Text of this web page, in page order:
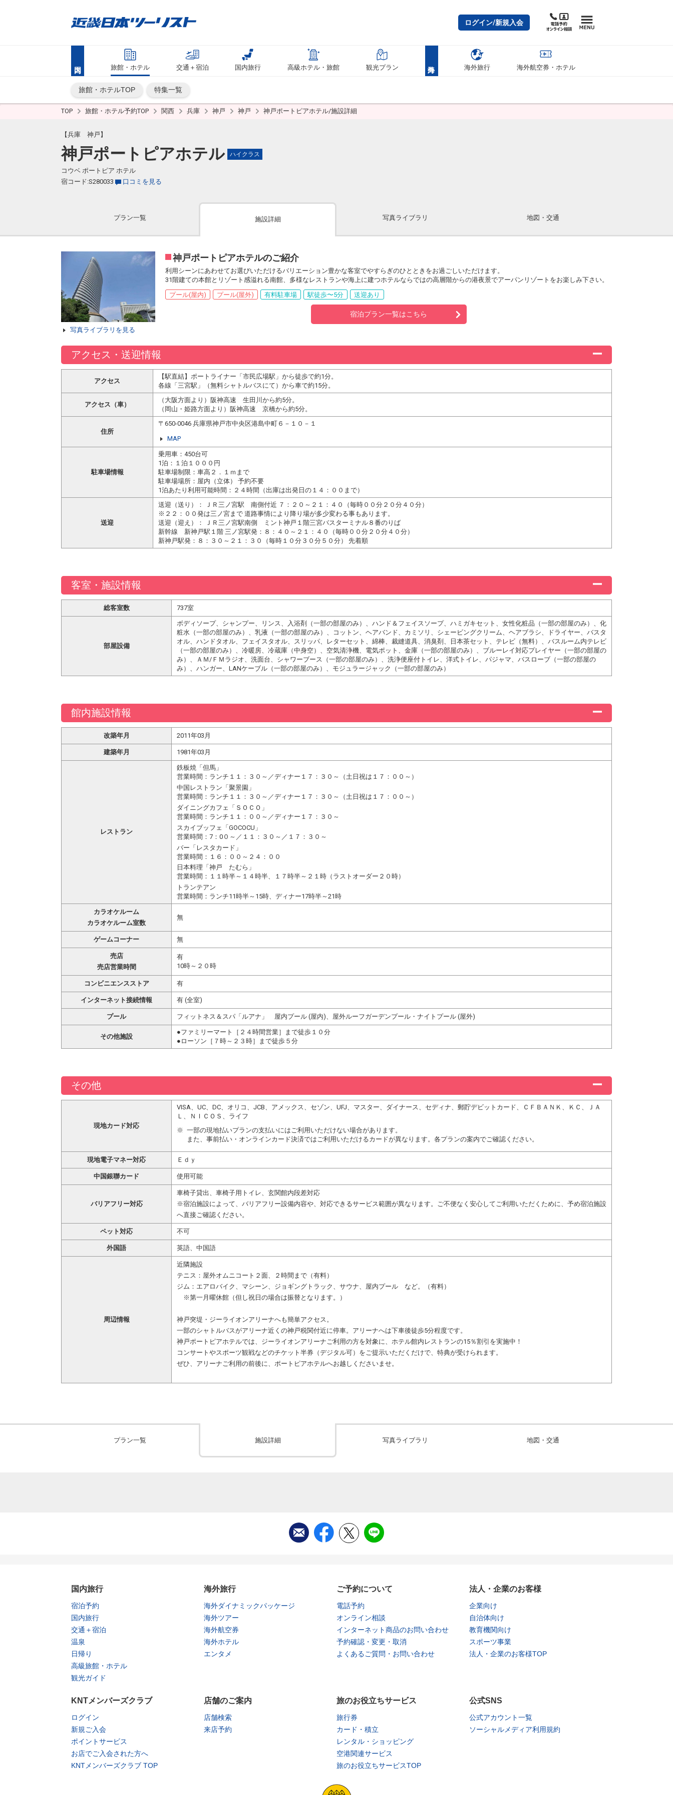
ログイン/新規入会
旅館・ホテル 交通＋宿泊 国内旅行 高級ホテル・旅館 観光プラン 海外旅行 海外航空券・ホテル
旅館・ホテルTOP 特集一覧
TOP 旅館・ホテル予約TOP 関西 兵庫 神戸 神戸 神戸ポートピアホテル/施設詳細
【兵庫 神戸】
神戸ポートピアホテル ハイクラス
コウベ ポートピア ホテル
宿コード:S280033
口コミを見る
プラン一覧 施設詳細 写真ライブラリ 地図・交通
写真ライブラリを見る
神戸ポートピアホテルのご紹介
利用シーンにあわせてお選びいただけるバリエーション豊かな客室でやすらぎのひとときをお過ごしいただけます。
31階建ての本館とリゾート感溢れる南館、多様なレストランや海上に建つホテルならではの高層階からの港夜景でアーパンリゾートをお楽しみ下さい。
プール(屋内)
プール(屋外) 有料駐車場 駅徒歩〜5分 送迎あり
宿泊プラン一覧はこちら
アクセス・送迎情報
アクセス
【駅直結】ポートライナー「市民広場駅」から徒歩で約1分。
各線「三宮駅」（無料シャトルバスにて）から車で約15分。
アクセス（車）
（大阪方面より）阪神高速 生田川から約5分。
（岡山・姫路方面より）阪神高速 京橋から約5分。
住所
〒650-0046 兵庫県神戸市中央区港島中町６－１０－１
MAP
駐車場情報
乗用車：450台可
1泊：１泊１０００円
駐車場制限：車高２．１ｍまで
駐車場場所：屋内（立体） 予約不要
1泊あたり利用可能時間：２４時間（出庫は出発日の１４：００まで）
送迎
送迎（送り）： ＪＲ三ノ宮駅 南側付近 ７：２０～２１：４０（毎時００分２０分４０分）
※２２：００発は三ノ宮まで 道路事情により降り場が多少変わる事もあります。
送迎（迎え）： ＪＲ三ノ宮駅南側 ミント神戸１階三宮バスターミナル８番のりば
新幹線 新神戸駅１階 三ノ宮駅発：８：４０～２１：４０（毎時００分２０分４０分）
新神戸駅発：８：３０～２１：３０（毎時１０分３０分５０分） 先着順
客室・施設情報
総客室数 737室
部屋設備
ボディソープ、シャンプー、リンス、入浴剤（一部の部屋のみ）、ハンド＆フェイスソープ、ハミガキセット、女性化粧品（一部の部屋のみ）、化
粧水（一部の部屋のみ）、乳液（一部の部屋のみ）、コットン、ヘアバンド、カミソリ、シェービングクリーム、ヘアブラシ、ドライヤー、バスタ
オル、ハンドタオル、フェイスタオル、スリッパ、レターセット、綿棒、裁縫道具、消臭剤、日本茶セット、テレビ（無料）、バスルーム内テレビ
（一部の部屋のみ）、冷暖房、冷蔵庫（中身空）、空気清浄機、電気ポット、金庫（一部の部屋のみ）、ブルーレイ対応プレイヤー（一部の部屋の
み）、ＡＭ/ＦＭラジオ、洗面台、シャワーブース（一部の部屋のみ）、洗浄便座付トイレ、洋式トイレ、パジャマ、バスローブ（一部の部屋の
み）、ハンガー、LANケーブル（一部の部屋のみ）、モジュラージャック（一部の部屋のみ）
館内施設情報
改築年月 2011年03月
建築年月 1981年03月
レストラン
鉄板焼「但馬」
営業時間：ランチ１１：３０～／ディナー１７：３０～（土日祝は１７：００～）
中国レストラン「聚景園」
営業時間：ランチ１１：３０～／ディナー１７：３０～（土日祝は１７：００～）
ダイニングカフェ「ＳＯＣＯ」
営業時間：ランチ１１：００～／ディナー１７：３０～
スカイブッフェ「GOCOCU」
営業時間：7：0０～／１１：３０～／１７：３０～
バー「レスタカード」
営業時間：１６：００～２４：００
日本料理「神戸 たむら」
営業時間：１１時半～１４時半、１７時半～２１時（ラストオーダー２０時）
トランテアン
営業時間：ランチ11時半～15時、ディナー17時半～21時
カラオケルーム
カラオケルーム室数
無
ゲームコーナー 無
売店
売店営業時間
有
10時～２０時
コンビニエンスストア 有
インターネット接続情報 有 (全室)
プール フィットネス＆スパ「ルアナ」 屋内プール (屋内)、屋外ルーフガーデンプール・ナイトプール (屋外)
その他施設
●ファミリーマート［２４時間営業］まで徒歩１０分
●ローソン［７時～２３時］まで徒歩５分
その他
現地カード対応
VISA、UC、DC、オリコ、JCB、アメックス、セゾン、UFJ、マスター、ダイナース、セディナ、郵貯デビットカード、ＣＦＢＡＮＫ、ＫＣ、ＪＡ
Ｌ、ＮＩＣＯＳ、ライフ
一部の現地払いプランの支払いにはご利用いただけない場合があります。
また、事前払い・オンラインカード決済ではご利用いただけるカードが異なります。各プランの案内でご確認ください。
現地電子マネー対応 Ｅｄｙ
中国銀聯カード 使用可能
バリアフリー対応
車椅子貸出、車椅子用トイレ、玄関館内段差対応
※宿泊施設によって、バリアフリー設備内容や、対応できるサービス範囲が異なります。ご不便なく安心してご利用いただくために、予め宿泊施設
へ直接ご確認ください。
ペット対応 不可
外国語 英語、中国語
周辺情報
近隣施設
テニス：屋外オムニコート２面、２時間まで（有料）
ジム：エアロバイク、マシーン、ジョギングトラック、サウナ、屋内プール など。（有料）
※第一月曜休館（但し祝日の場合は振替となります。）
神戸突堤・ジーライオンアリーナへも簡単アクセス。
一部のシャトルバスがアリーナ近くの神戸税関付近に停車。アリーナへは下車後徒歩5分程度です。
神戸ポートピアホテルでは、ジーライオンアリーナご利用の方を対象に、ホテル館内レストランの15％割引を実施中！
コンサートやスポーツ観戦などのチケット半券（デジタル可）をご提示いただくだけで、特典が受けられます。
ぜひ、アリーナご利用の前後に、ポートピアホテルへお越しくださいませ。
プラン一覧 施設詳細 写真ライブラリ 地図・交通
国内旅行
宿泊予約
国内旅行
交通＋宿泊
温泉
日帰り
高級旅館・ホテル
観光ガイド
海外旅行
海外ダイナミックパッケージ
海外ツアー
海外航空券
海外ホテル
エンタメ
ご予約について
電話予約
オンライン相談
インターネット商品のお問い合わせ
予約確認・変更・取消
よくあるご質問・お問い合わせ
法人・企業のお客様
企業向け
自治体向け
教育機関向け
スポーツ事業
法人・企業のお客様TOP
KNTメンバーズクラブ
ログイン
新規ご入会
ポイントサービス
お店でご入会された方へ
KNTメンバーズクラブ TOP
店舗のご案内
店舗検索
来店予約
旅のお役立ちサービス
旅行券
カード・積立
レンタル・ショッピング
空港関連サービス
旅のお役立ちサービスTOP
公式SNS
公式アカウント一覧
ソーシャルメディア利用規約